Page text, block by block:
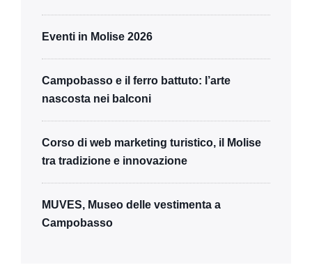
Eventi in Molise 2026
Campobasso e il ferro battuto: l’arte
nascosta nei balconi
Corso di web marketing turistico, il Molise
tra tradizione e innovazione
MUVES, Museo delle vestimenta a
Campobasso